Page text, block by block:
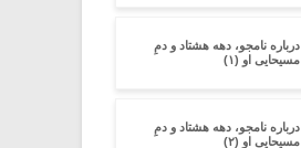
درباره‌ نامجو، دهه‌ هشتاد و دمِ
مسیحایی او (۱)
درباره‌ نامجو، دهه‌ هشتاد و دمِ
مسیحایی او (۲)